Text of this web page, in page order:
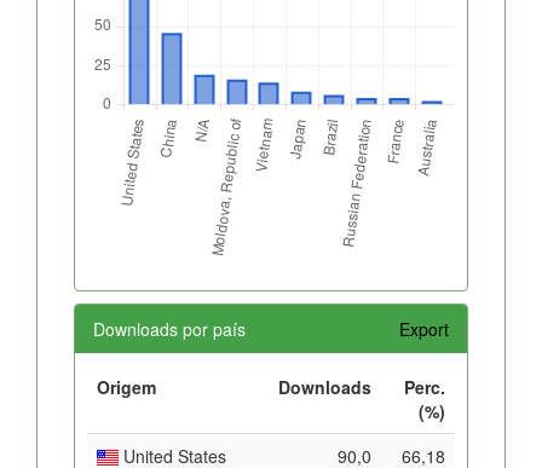
Downloads por país Export
Origem Downloads
Perc.
(%)
United States
90,0 66,18